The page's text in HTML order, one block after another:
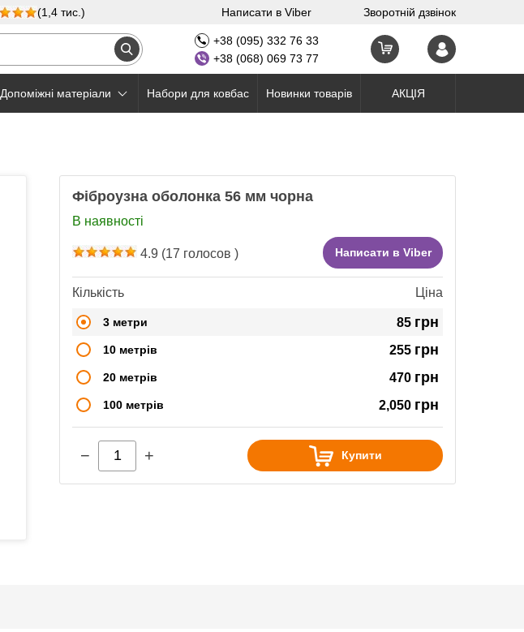
(1,4 тис.) Написати в Viber Зворотній дзвінок
+38 (095) 332 76 33
+38 (068) 069 73 77
Допоміжні матеріали Набори для ковбас Новинки товарів АКЦІЯ
Фіброузна оболонка 56 мм чорна
В наявності
4.9 (17 голосов ) Написати в Viber
Кількість Ціна
3 метри 85 грн
10 метрів 255 грн
20 метрів 470 грн
100 метрів 2,050 грн
− + Купити